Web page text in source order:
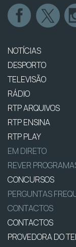
NOTÍCIAS
DESPORTO
TELEVISÃO
RÁDIO
RTP ARQUIVOS
RTP ENSINA
RTP PLAY
EM DIRETO
REVER
CONCURSOS
PERGUNTAS
CONTACTOS
CONTACTOS
PROVEDORA DO